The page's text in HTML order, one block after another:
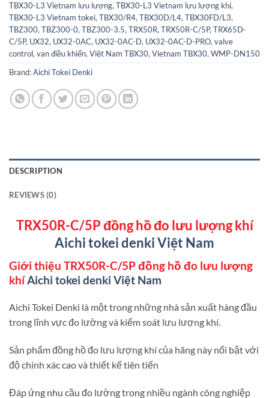
TBX30-L3 Vietnam lưu lượng,TBX30-L3 Vietnam lưu lượng khí,
TBX30-L3 Vietnam tokei,TBX30/R4,TBX30D/L4,TBX30FD/L3,
TBZ300,TBZ300-0,TBZ300-3.5,TRX50R,TRX50R-C/5P,TRX65D-
C/5P, UX32, UX32-0AC, UX32-0AC-D, UX32-0AC-D-PRO,valve
control,van điều khiển,Việt Nam TBX30,Vietnam TBX30,WMP-DN150
Brand:Aichi Tokei Denki
DESCRIPTION
REVIEWS (0)
TRX50R-C/5P đồng hồ đo lưu lượng khí
Aichi tokei denki Việt Nam
Giới thiệu TRX50R-C/5P đồng hồ đo lưu lượng
khíAichi tokei denki Việt Nam
Aichi Tokei Denki là một trong những nhà sản xuất hàng đầu
trong lĩnh vực đo lường và kiểm soát lưu lượng khí.
Sản phẩm đồng hồ đo lưu lượng khí của hãng này nổi bật với
độ chính xác cao và thiết kế tiên tiến
Đáp ứng nhu cầu đo lường trong nhiều ngành công nghiệp